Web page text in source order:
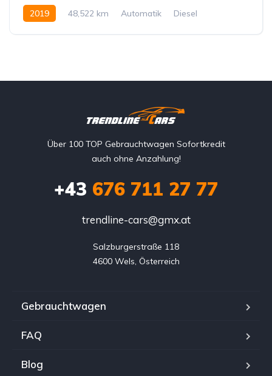
2019 48,522 km Automatik
Diesel
Über 100 TOP Gebrauchtwagen Sofortkredit
auch ohne Anzahlung!
+43 676 711 27 77
trendline-cars@gmx.at
Salzburgerstraße 118
4600 Wels, Österreich
Gebrauchtwagen
FAQ
Blog